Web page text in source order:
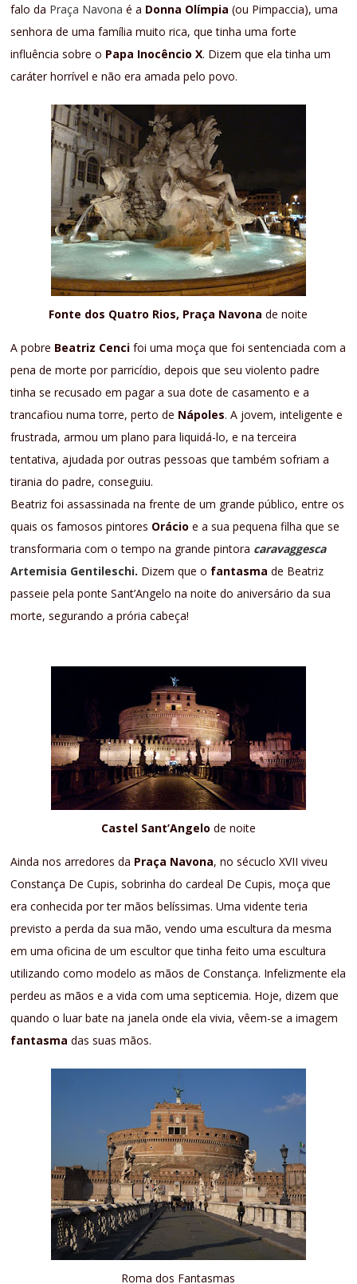
falo da Praça Navona é a Donna Olímpia (ou Pimpaccia), uma
senhora de uma família muito rica, que tinha uma forte
influência sobre o Papa Inocêncio X. Dizem que ela tinha um
caráter horrível e não era amada pelo povo.
Fonte dos Quatro Rios, Praça Navona de noite
A pobre Beatriz Cenci foi uma moça que foi sentenciada com a
pena de morte por parricídio, depois que seu violento padre
tinha se recusado em pagar a sua dote de casamento e a
trancafiou numa torre, perto de Nápoles. A jovem, inteligente e
frustrada, armou um plano para liquidá-lo, e na terceira
tentativa, ajudada por outras pessoas que também sofriam a
tirania do padre, conseguiu.
Beatriz foi assassinada na frente de um grande público, entre os
quais os famosos pintores Orácio e a sua pequena filha que se
transformaria com o tempo na grande pintora caravaggesca
Artemisia Gentileschi. Dizem que o fantasma de Beatriz
passeie pela ponte Sant’Angelo na noite do aniversário da sua
morte, segurando a prória cabeça!
Castel Sant’Angelo de noite
Ainda nos arredores da Praça Navona, no sécuclo XVII viveu
Constança De Cupis, sobrinha do cardeal De Cupis, moça que
era conhecida por ter mãos belíssimas. Uma vidente teria
previsto a perda da sua mão, vendo uma escultura da mesma
em uma oficina de um escultor que tinha feito uma escultura
utilizando como modelo as mãos de Constança. Infelizmente ela
perdeu as mãos e a vida com uma septicemia. Hoje, dizem que
quando o luar bate na janela onde ela vivia, vêem-se a imagem
fantasma das suas mãos.
Roma dos Fantasmas